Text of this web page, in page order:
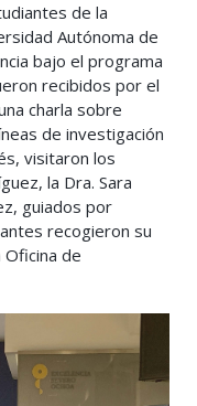
de la
Autónoma de
bajo el programa
recibidos por el
charla sobre
de investigación
visitaron los
la Dra. Sara
guiados por
recogieron su
de